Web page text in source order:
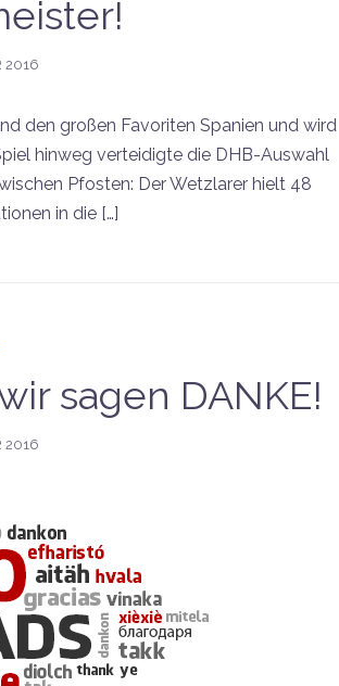
2016
den großen Favoriten Spanien und wird
hinweg verteidigte die DHB-Auswahl
Pfosten: Der Wetzlarer hielt 48
in die […]
sagen DANKE!
2016